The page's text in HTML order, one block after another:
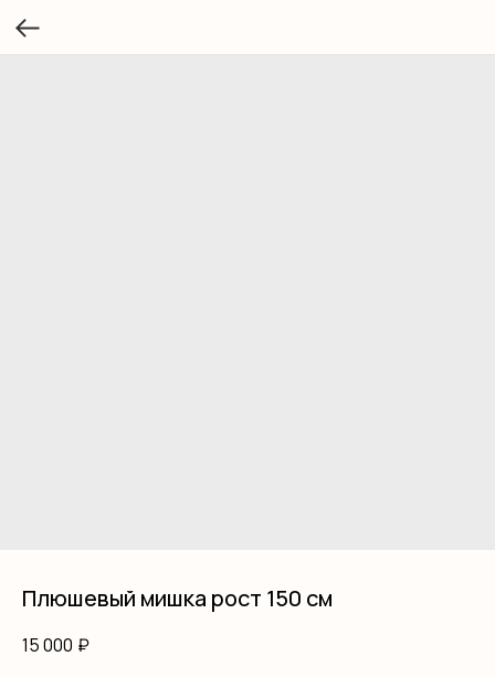
Плюшевый мишка рост 150 см
15 000 ₽